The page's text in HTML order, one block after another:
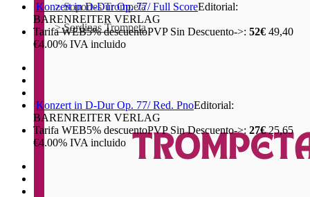
> Soportes Trompeta
> Sordinas Trompeta
Konzert in D-Dur Op. 77/ Full ScoreEditorial:
BARENREITER VERLAG
Tarifa WEB5%descuentoPVP Sin Descuento->: 52€ 49,40
€4.00% IVA incluido
Konzert in D-Dur Op. 77/ Red. PnoEditorial:
BARENREITER VERLAG
Tarifa WEB5% descuentoPVP Sin Descuento->: 27€ 25,65
€4.00% IVA incluido